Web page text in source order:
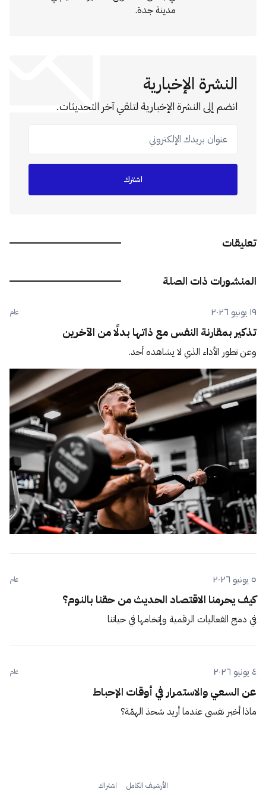
مدينة جدة.
النشرة الإخبارية
انضم إلى النشرة الإخبارية لتلقي آخر التحديثات.
عنوان بريدك الإلكتروني
اشترك
تعليقات
المنشورات ذات الصلة
١٩ يونيو ٢٠٢٦ عام
تذكير بمقارنة النفس مع ذاتها بدلًا من الآخرين
وعن تطور الأداء الذي لا يشاهده أحد.
٥ يونيو ٢٠٢٦ عام
كيف يحرمنا الاقتصاد الحديث من حقنا بالنوم؟
في دمج الفعاليات الرقمية وإتخامها في حياتنا
٤ يونيو ٢٠٢٦ عام
عن السعي والاستمرار في أوقات الإحباط
ماذا أخبر نفسي عندما أريد شحذ الهمّة؟
الأرشيف الكامل اشتراك